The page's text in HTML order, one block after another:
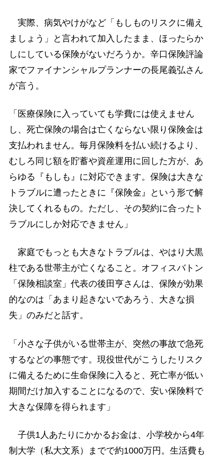
実際、病気やけがなど「もしものリスクに備え
ましょう」と言われて加入したまま、ほったらか
しにしている保険がないだろうか。辛口保険評論
家でファイナンシャルプランナーの長尾義弘さん
が言う。
「医療保険に入っていても学費には使えません
し、死亡保険の場合は亡くならない限り保険金は
支払われません。毎月保険料を払い続けるより、
むしろ同じ額を貯蓄や資産運用に回した方が、あ
らゆる『もしも』に対応できます。保険は大きな
トラブルに遭ったときに『保険金』という形で解
決してくれるもの。ただし、その契約に合ったト
ラブルにしか対応できません」
家庭でもっとも大きなトラブルは、やはり大黒
柱である世帯主が亡くなること。オフィスバトン
「保険相談室」代表の後田亨さんは、保険が効果
的なのは「あまり起きないであろう、大きな損
失」のみだと話す。
「小さな子供がいる世帯主が、突然の事故で急死
するなどの事態です。現役世代がこうしたリスク
に備えるために生命保険に入ると、死亡率が低い
期間だけ加入することになるので、安い保険料で
大きな保障を得られます」
子供1人あたりにかかるお金は、小学校から4年
制大学（私大文系）までで約1000万円。生活費も